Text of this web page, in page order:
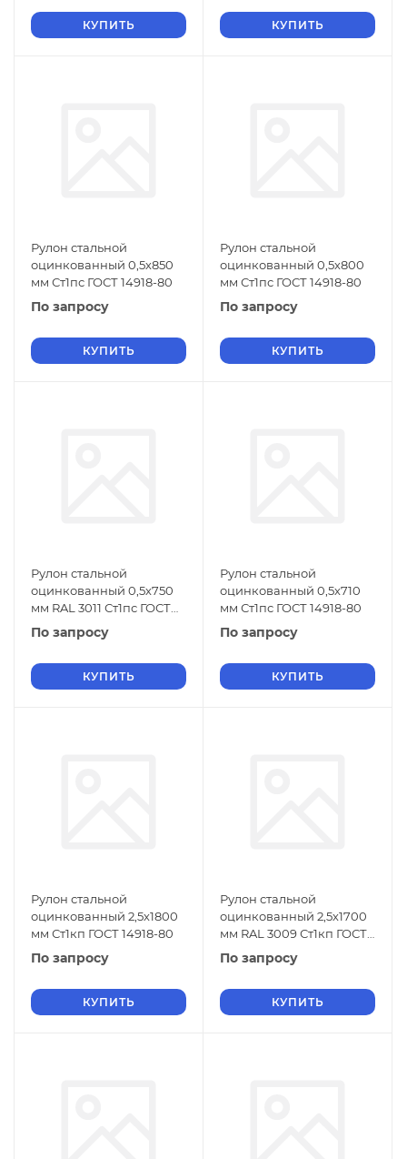
КУПИТЬ КУПИТЬ
Рулон стальной
оцинкованный 0,5х850
мм Ст1пс ГОСТ 14918-80
По запросу
КУПИТЬ
Рулон стальной
оцинкованный 0,5х800
мм Ст1пс ГОСТ 14918-80
По запросу
КУПИТЬ
Рулон стальной
оцинкованный 0,5х750
мм RAL 3011 Ст1пс ГОСТ
14918-80
По запросу
КУПИТЬ
Рулон стальной
оцинкованный 0,5х710
мм Ст1пс ГОСТ 14918-80
По запросу
КУПИТЬ
Рулон стальной
оцинкованный 2,5х1800
мм Ст1кп ГОСТ 14918-80
По запросу
КУПИТЬ
Рулон стальной
оцинкованный 2,5х1700
мм RAL 3009 Ст1кп ГОСТ
14918-80
По запросу
КУПИТЬ